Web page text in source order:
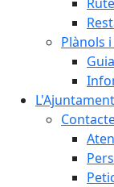
Plànols
L'Ajuntament